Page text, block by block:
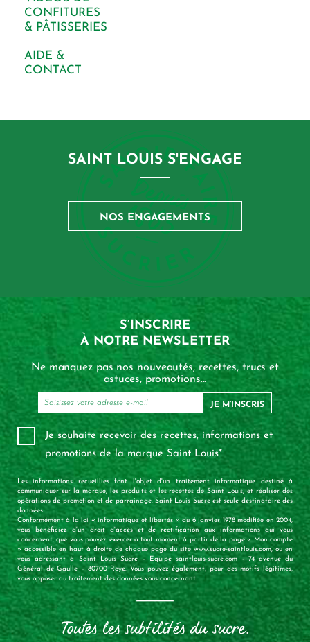
CONFITURES
& PÂTISSERIES
AIDE &
CONTACT
SAINT LOUIS S'ENGAGE
NOS ENGAGEMENTS
S’INSCRIRE
À NOTRE NEWSLETTER
Ne manquez pas nos nouveautés, recettes, trucs et
astuces, promotions...
JE M’INSCRIS
Je souhaite recevoir des recettes, informations et
promotions de la marque Saint Louis*
Les informations recueillies font l'objet d'un traitement informatique destiné à
communiquer sur la marque, les produits et les recettes de Saint Louis, et réaliser des
opérations de promotion et de parrainage. Saint Louis Sucre est seule destinataire des
données.
Conformément à la loi « informatique et libertés » du 6 janvier 1978 modifiée en 2004,
vous bénéficiez d'un droit d'accès et de rectification aux informations qui vous
concernent, que vous pouvez exercer à tout moment à partir de la page « Mon compte
» accessible en haut à droite de chaque page du site www.sucre-saintlouis.com, ou en
vous adressant à Saint Louis Sucre – Equipe saintlouis-sucre.com - 74 avenue du
Général de Gaulle – 80700 Roye. Vous pouvez également, pour des motifs légitimes,
vous opposer au traitement des données vous concernant.